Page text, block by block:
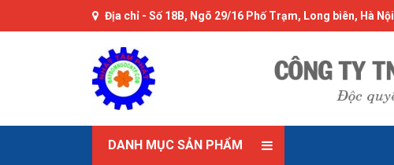
Địa chỉ - Số 18B, Ngõ 29/16 Phố Trạm, Long biên, Hà Nội
DANH MỤC SẢN PHẨM